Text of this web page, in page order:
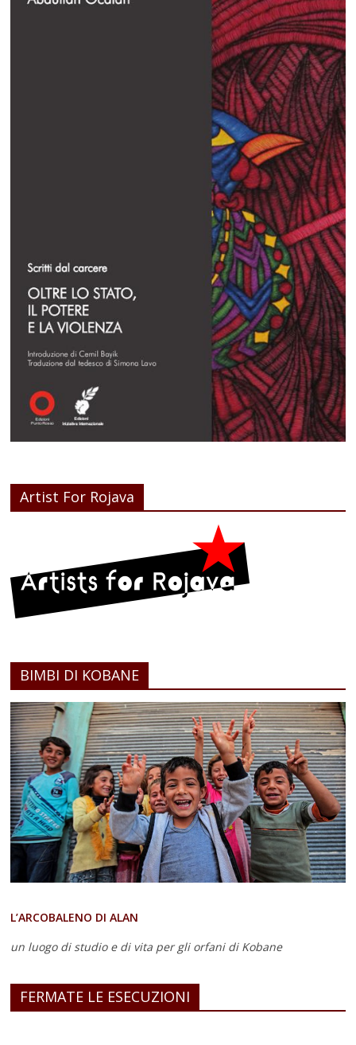
Artist For Rojava
BIMBI DI KOBANE
L’ARCOBALENO DI ALAN
un luogo di studio e di vita per gli orfani di Kobane
FERMATE LE ESECUZIONI